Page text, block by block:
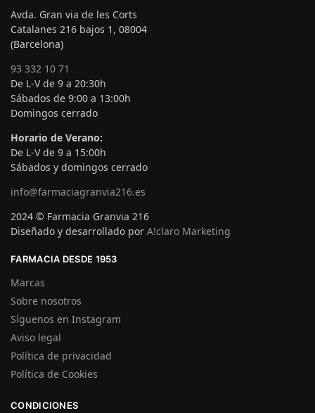
Avda. Gran via de les Corts
Catalanes 216 bajos 1, 08004
(Barcelona)
93 332 10 71
De L-V de 9 a 20:30h
Sábados de 9:00 a 13:00h
Domingos cerrado
Horario de Verano:
De L-V de 9 a 15:00h
Sábados y domingos cerrado
info@farmaciagranvia216.es
2024 © Farmacia Granvia 216
Diseñado y desarrollado por A!claro Marketing
FARMACIA DESDE 1953
Marcas
Sobre nosotros
Síguenos en Instagram
Aviso legal
Política de privacidad
Política de Cookies
CONDICIONES